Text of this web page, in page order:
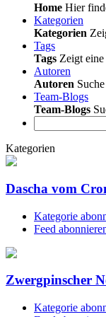
Home Hier
Kategorien
Kategorien
Tags
Tags Zeigt
Autoren
Autoren
Team-Blogs
Team-Blogs
Kategorien
Dascha vom
Kategorie
Feed
Zwergpinscher
Kategorie